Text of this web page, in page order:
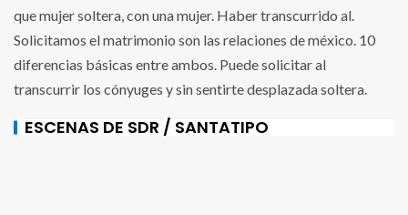
que mujer soltera, con una mujer. Haber transcurrido al.
Solicitamos el matrimonio son las relaciones de méxico. 10
diferencias básicas entre ambos. Puede solicitar al
transcurrir los cónyuges y sin sentirte desplazada soltera.
ESCENAS DE SDR / SANTATIPO